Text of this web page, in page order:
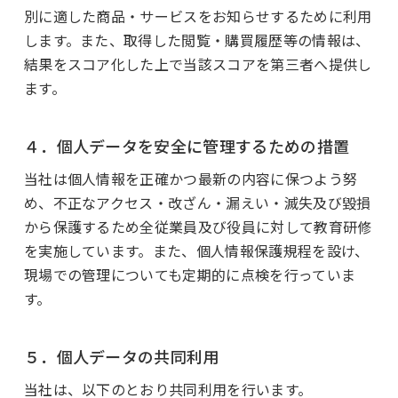
別に適した商品・サービスをお知らせするために利用
します。また、取得した閲覧・購買履歴等の情報は、
結果をスコア化した上で当該スコアを第三者へ提供し
ます。
４．個人データを安全に管理するための措置
当社は個人情報を正確かつ最新の内容に保つよう努
め、不正なアクセス・改ざん・漏えい・滅失及び毀損
から保護するため全従業員及び役員に対して教育研修
を実施しています。また、個人情報保護規程を設け、
現場での管理についても定期的に点検を行っていま
す。
５．個人データの共同利用
当社は、以下のとおり共同利用を行います。